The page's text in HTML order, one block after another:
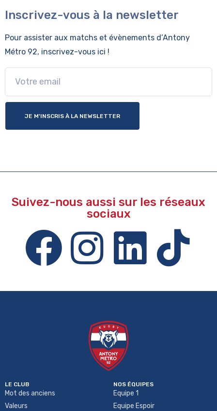
Inscrivez-vous à la newsletter
Pour assister aux matchs et évènements d’Antony
Métro 92, inscrivez-vous ici !
JE M'INSCRIS À LA NEWSLETTER
Suivez-nous aussi sur les réseaux
sociaux
LE CLUB
Mot des anciens
Valeurs
NOS ÉQUIPES
Equipe 1
Equipe Espoir